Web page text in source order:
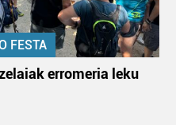
FESTA
erromeria leku